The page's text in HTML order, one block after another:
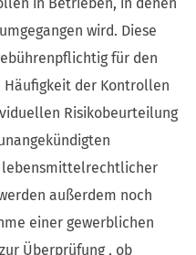
wird. Diese
für den
der Kontrollen
Risikobeurteilung
lebensmittelrechtlicher
außerdem noch
einer gewerblichen
Überprüfung , ob